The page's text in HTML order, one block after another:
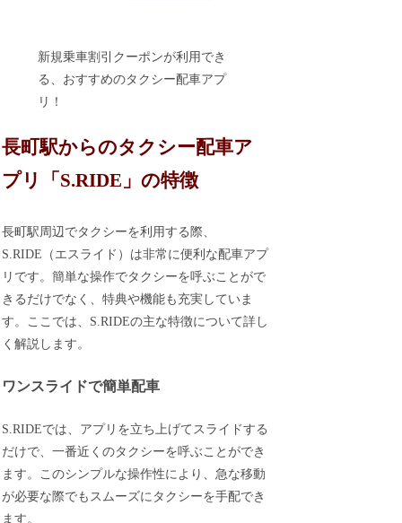
新規乗車割引クーポンが利用でき
る、おすすめのタクシー配車アプ
リ！
長町駅からのタクシー配車ア
プリ「S.RIDE」の特徴
長町駅周辺でタクシーを利用する際、
S.RIDE（エスライド）は非常に便利な配車アプ
リです。簡単な操作でタクシーを呼ぶことがで
きるだけでなく、特典や機能も充実していま
す。ここでは、S.RIDEの主な特徴について詳し
く解説します。
ワンスライドで簡単配車
S.RIDEでは、アプリを立ち上げてスライドする
だけで、一番近くのタクシーを呼ぶことができ
ます。このシンプルな操作性により、急な移動
が必要な際でもスムーズにタクシーを手配でき
ます。